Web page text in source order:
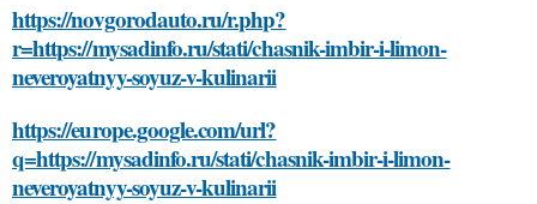
https://novgorodauto.ru/r.php?
r=https://mysadinfo.ru/stati/chasnik-imbir-i-limon-
neveroyatnyy-soyuz-v-kulinarii
https://europe.google.com/url?
q=https://mysadinfo.ru/stati/chasnik-imbir-i-limon-
neveroyatnyy-soyuz-v-kulinarii